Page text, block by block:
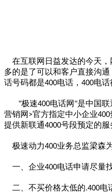
在互联网日益发达的今天
多的是了可以和客户直接沟
话号码都是400电话， 400电话
"极速400电话网 "是中国
营销网 >官方指定中小企业400
提供新联通4000号段预定的服
极速动力400业务总监梁森
一、企业400电话申请尽量
二、不买价格太低的.400电